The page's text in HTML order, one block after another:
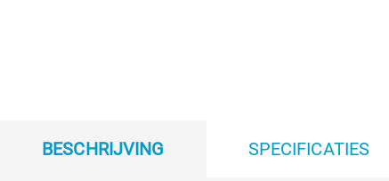
BESCHRIJVING SPECIFICATIES